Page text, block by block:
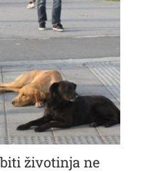
životinja ne